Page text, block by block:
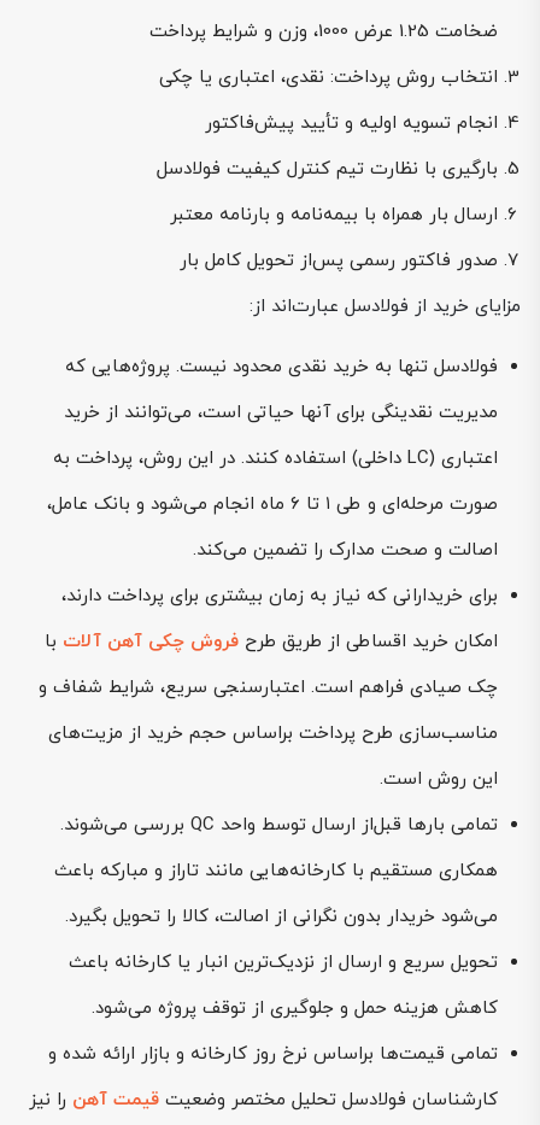
ضخامت 1.25 عرض 1000، وزن و شرایط پرداخت
انتخاب روش پرداخت: نقدی، اعتباری یا چکی
انجام تسویه اولیه و تأیید پیش‌فاکتور
بارگیری با نظارت تیم کنترل کیفیت فولادسل
ارسال بار همراه با بیمه‌نامه و بارنامه معتبر
صدور فاکتور رسمی پس‌از تحویل کامل بار
مزایای خرید از فولادسل عبارت‌اند از:
فولادسل تنها به خرید نقدی محدود نیست. پروژه‌هایی که
مدیریت نقدینگی برای آنها حیاتی است، می‌توانند از خرید
اعتباری (LC داخلی) استفاده کنند. در این روش، پرداخت به
صورت مرحله‌ای و طی ۱ تا ۶ ماه انجام می‌شود و بانک عامل،
اصالت و صحت مدارک را تضمین می‌کند.
برای خریدارانی که نیاز به زمان بیشتری برای پرداخت دارند،
امکان خرید اقساطی از طریق طرح فروش چکی آهن آلات با
چک صیادی فراهم است. اعتبارسنجی سریع، شرایط شفاف و
مناسب‌سازی طرح پرداخت براساس حجم خرید از مزیت‌های
این روش است.
تمامی بارها قبل‌از ارسال توسط واحد QC بررسی می‌شوند.
همکاری مستقیم با کارخانه‌هایی مانند تاراز و مبارکه باعث
می‌شود خریدار بدون نگرانی از اصالت، کالا را تحویل بگیرد.
تحویل سریع و ارسال از نزدیک‌ترین انبار یا کارخانه باعث
کاهش هزینه حمل و جلوگیری از توقف پروژه می‌شود.
تمامی قیمت‌ها براساس نرخ روز کارخانه و بازار ارائه شده و
کارشناسان فولادسل تحلیل مختصر وضعیت قیمت آهن را نیز